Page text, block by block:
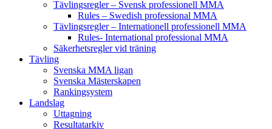
Tävlingsregler – Svensk professionell MMA
Rules – Swedish professional MMA
Tävlingsregler – Internationell professionell MMA
Rules- International professional MMA
Säkerhetsregler vid träning
Tävling
Svenska MMA ligan
Svenska Mästerskapen
Rankingsystem
Landslag
Uttagning
Resultatarkiv